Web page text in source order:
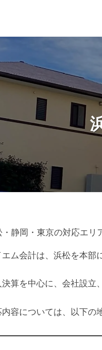
・静岡・東京の対応エリ
ム会計は、浜松を本部
算を中心に、会社設立
容については、以下の